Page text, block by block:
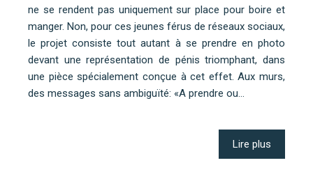
ne se rendent pas uniquement sur place pour boire et
manger. Non, pour ces jeunes férus de réseaux sociaux,
le projet consiste tout autant à se prendre en photo
devant une représentation de pénis triomphant, dans
une pièce spécialement conçue à cet effet. Aux murs,
des messages sans ambiguïté: «A prendre ou…
Lire plus